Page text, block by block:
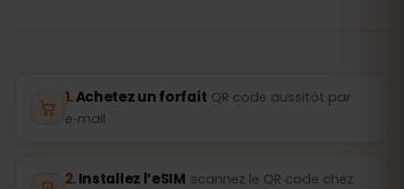
Achetez un forfait QR code aussitôt par
e‑mail
Installez l’eSIM scannez le QR code chez